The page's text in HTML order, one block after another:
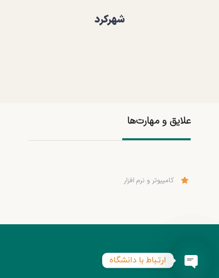
شهرکرد
علایق و مهارت‌ها
کامپیوتر و نرم افزار
ارتباط با دانشگاه